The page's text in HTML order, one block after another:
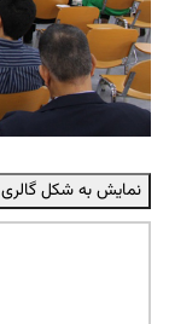
نمایش به شکل گالری